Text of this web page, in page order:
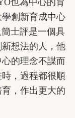
也為中心的育
創新育成中心
士評是一個具
想法的人，他
的理念不謀而
，過程都很順
，作出更大的